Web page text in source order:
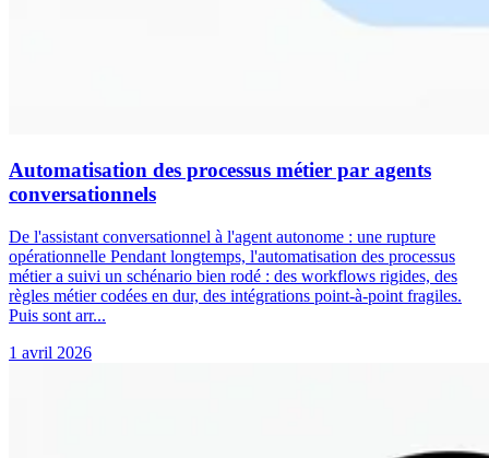
Automatisation des processus métier par agents
conversationnels
De l'assistant conversationnel à l'agent autonome : une rupture
opérationnelle Pendant longtemps, l'automatisation des processus
métier a suivi un schénario bien rodé : des workflows rigides, des
règles métier codées en dur, des intégrations point-à-point fragiles.
Puis sont arr...
1 avril 2026